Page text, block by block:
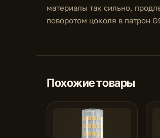
материалы так сильно,
поворотом цоколя в патрон
Похожие товары